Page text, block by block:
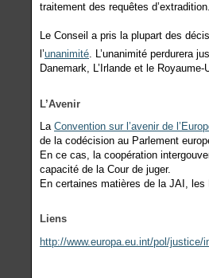
traitement des requêtes d’extradition.
Le Conseil a pris la plupart des
l’unanimité. L’unanimité perdurera
Danemark, L’Irlande et le Royaume-
L’Avenir
La Convention sur l’avenir de
de la codécision au Parlement
En ce cas, la coopération
capacité de la Cour de juger.
En certaines matières de la JAI,
Liens
http://www.europa.eu.int/pol/justice/